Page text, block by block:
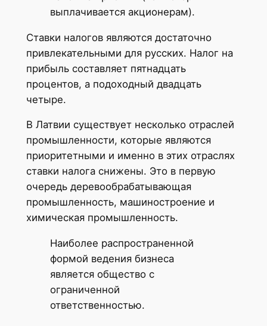
выплачивается акционерам).
Ставки налогов являются достаточно
привлекательными для русских. Налог на
прибыль составляет пятнадцать
процентов, а подоходный двадцать
четыре.
В Латвии существует несколько отраслей
промышленности, которые являются
приоритетными и именно в этих отраслях
ставки налога снижены. Это в первую
очередь деревообрабатывающая
промышленность, машиностроение и
химическая промышленность.
Наиболее распространенной
формой ведения бизнеса
является общество с
ограниченной
ответственностью.